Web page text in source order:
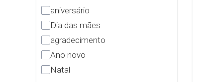
aniversário
Dia das mães
agradecimento
Ano novo
Natal